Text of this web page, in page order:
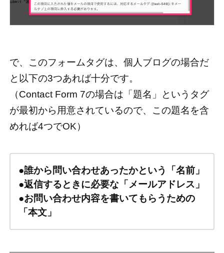
で、このフォームタグは、個人ブログの場合だ
と以下の3つあれば十分です。
（Contact Form 7の場合は「題名」というタグ
が最初から用意されているので、この題名を含
めれば4つでOK）
●誰から問い合わせあったかという「名前」
●返信するときに必要な「メールアドレス」
●お問い合わせ内容を書いてもらうための
「本文」